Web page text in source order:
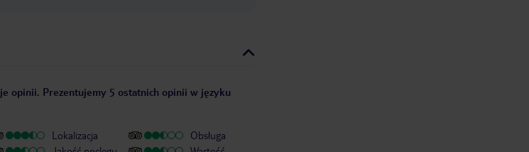
opinii. Prezentujemy 5 ostatnich opinii w języku
Lokalizacja
Obsługa